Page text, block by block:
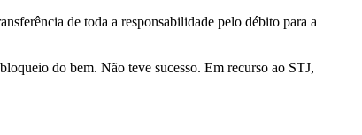
de toda a responsabilidade pelo débito para a
do bem. Não teve sucesso. Em recurso ao STJ,